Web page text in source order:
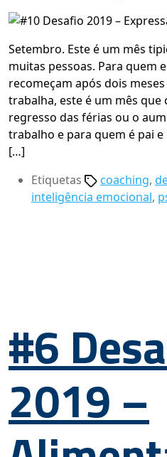
Setembro. Este é um mês
muitas pessoas. Para quem
recomeçam após dois
trabalha, este é um mês que
regresso das férias ou o
trabalho e para quem é pai
[…]
Etiquetas
coaching,
inteligência emocional,
#6
2019 –